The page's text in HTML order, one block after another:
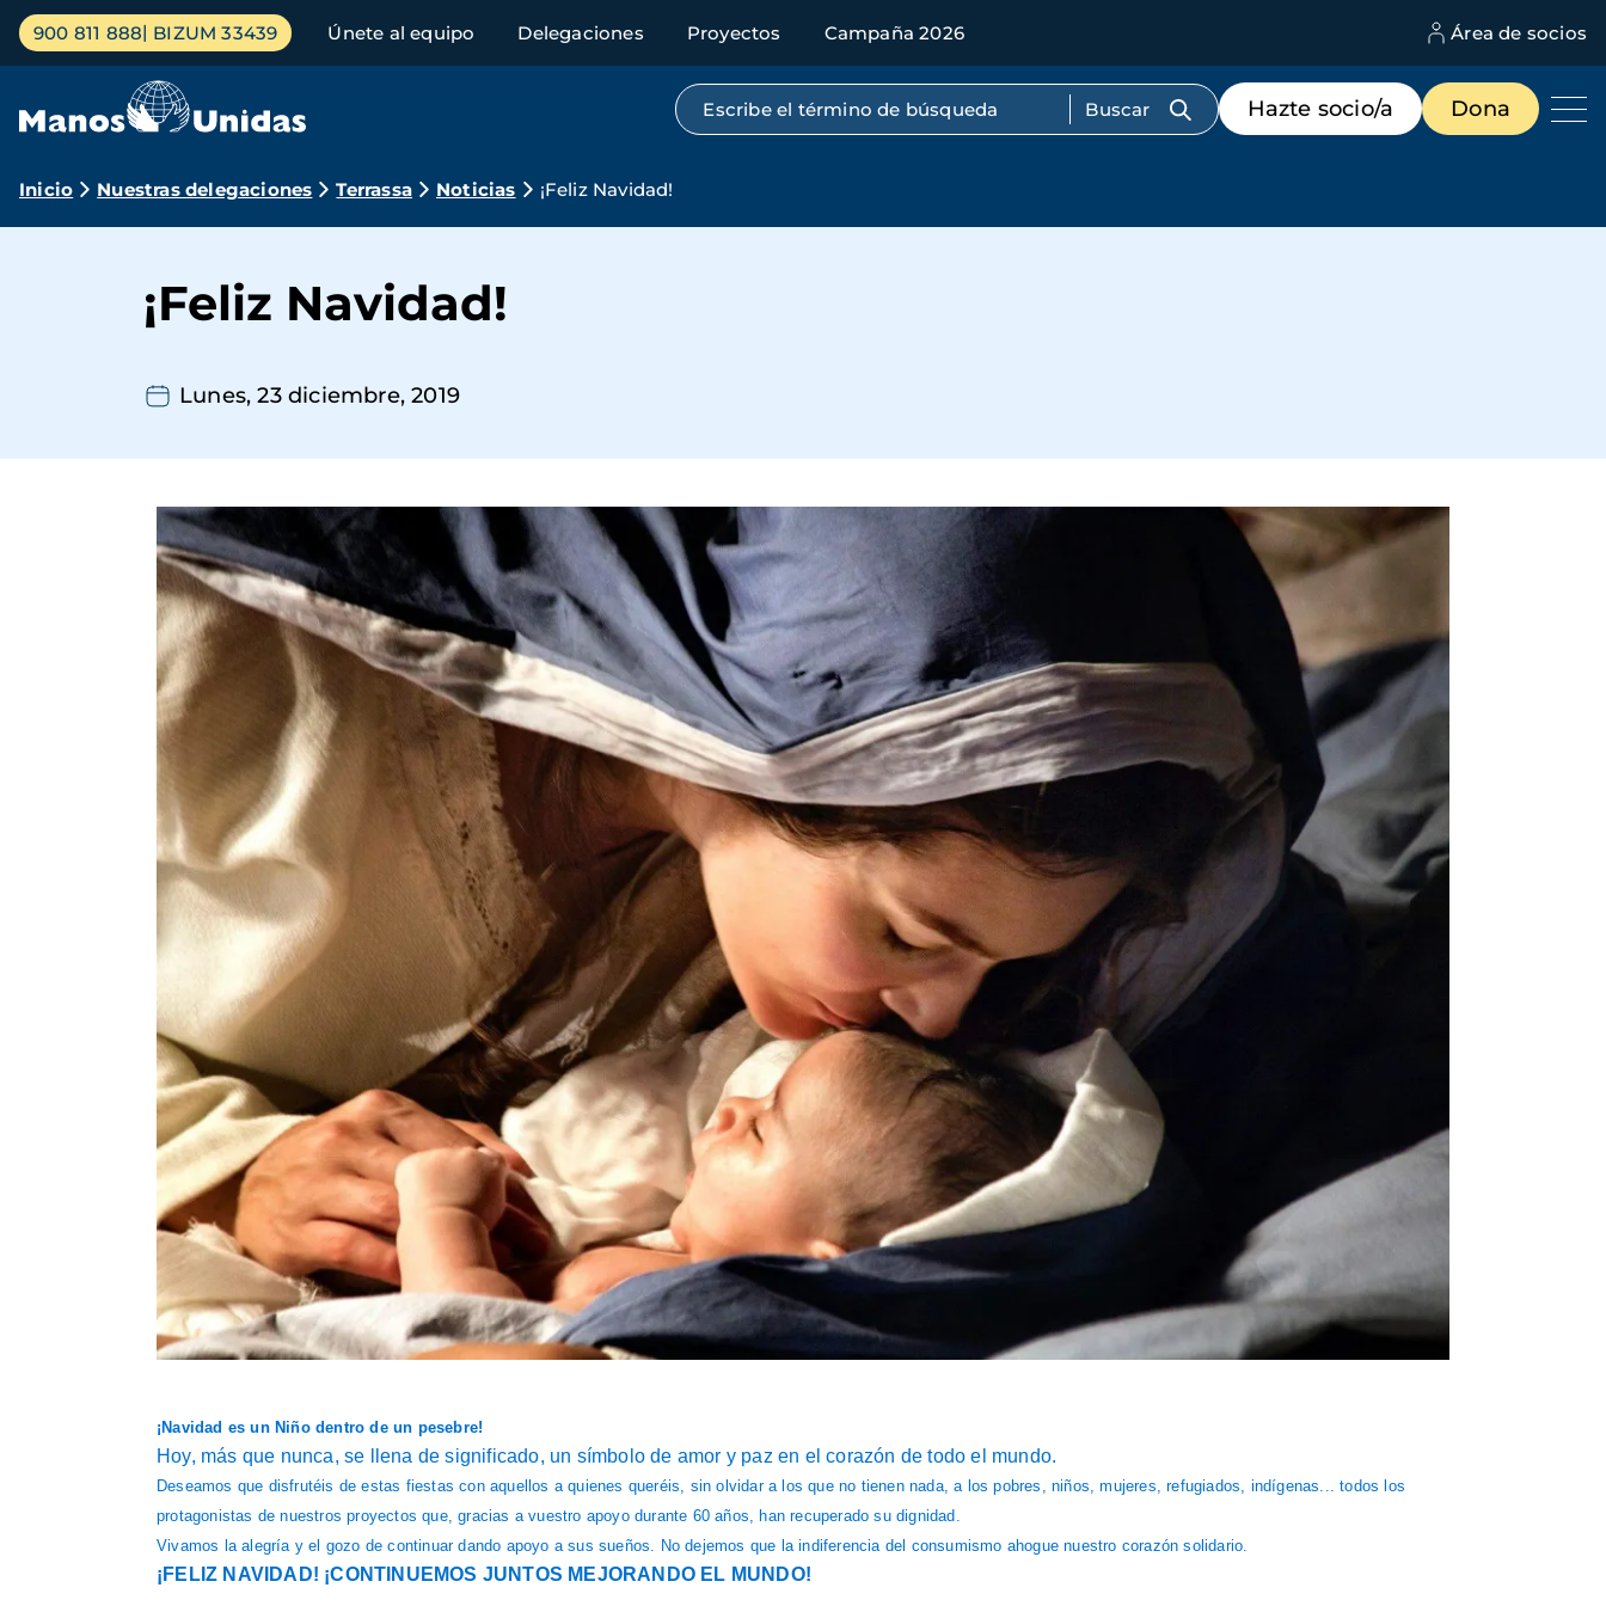
Pasar
contenido
Menú
principal
900 811 888 BIZUM 33439 Únete al equipo Delegaciones Proyectos Campaña 2026 Área de socios
Búsqueda por texto completo
Menú
de
destacados
Hazte socio/a Dona
Ruta
navegación
Inicio Nuestras delegaciones Terrassa Noticias ¡Feliz Navidad!
¡Feliz Navidad!
Lunes, 23 diciembre, 2019
¡Navidad es un Niño dentro de un pesebre!
Hoy, más que nunca, se llena de significado, un símbolo de amor y paz en el corazón de todo el mundo.
Deseamos que disfrutéis de estas fiestas con aquellos a quienes queréis, sin olvidar a los que no tienen nada, a los pobres, niños, mujeres, refugiados, indígenas... todos los
protagonistas de nuestros proyectos que, gracias a vuestro apoyo durante 60 años, han recuperado su dignidad.
Vivamos la alegría y el gozo de continuar dando apoyo a sus sueños. No dejemos que la indiferencia del consumismo ahogue nuestro corazón solidario.
¡FELIZ NAVIDAD! ¡CONTINUEMOS JUNTOS MEJORANDO EL MUNDO!